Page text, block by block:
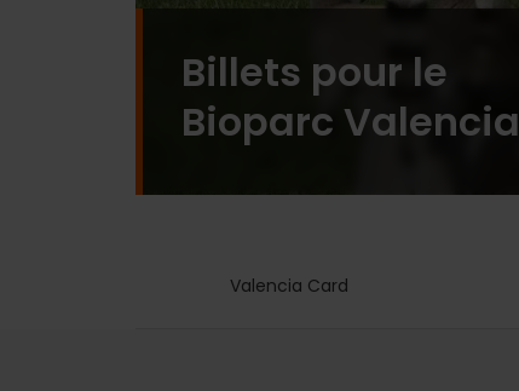
Billets pour le
Bioparc Valencia
Valencia Card